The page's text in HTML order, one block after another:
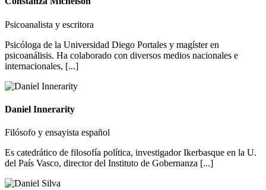
Psicoanalista y escritora
Psicóloga de la Universidad Diego Portales y magíster en
psicoanálisis. Ha colaborado con diversos medios nacionales e
internacionales, [...]
Daniel Innerarity
Filósofo y ensayista español
Es catedrático de filosofía política, investigador Ikerbasque en la U.
del País Vasco, director del Instituto de Gobernanza [...]